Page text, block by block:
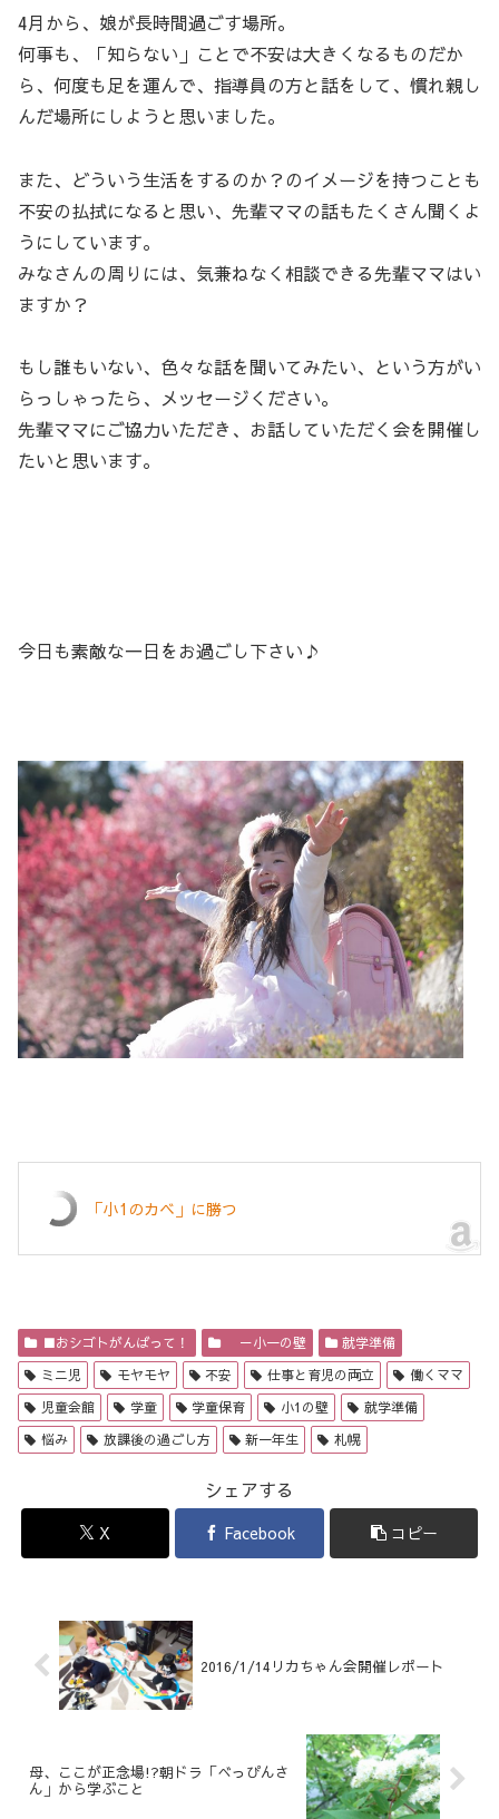
4月から、娘が長時間過ごす場所。
何事も、「知らない」ことで不安は大きくなるものだか
ら、何度も足を運んで、指導員の方と話をして、慣れ親し
んだ場所にしようと思いました。
また、どういう生活をするのか？のイメージを持つことも
不安の払拭になると思い、先輩ママの話もたくさん聞くよ
うにしています。
みなさんの周りには、気兼ねなく相談できる先輩ママはい
ますか？
もし誰もいない、色々な話を聞いてみたい、という方がい
らっしゃったら、メッセージください。
先輩ママにご協力いただき、お話していただく会を開催し
たいと思います。
今日も素敵な一日をお過ごし下さい♪
「小1のカベ」に勝つ
■おシゴトがんばって！ －小一の壁
就学準備
ミニ児
モヤモヤ 不安 仕事と育児の両立
働くママ
児童会館
学童 学童保育 小1の壁
就学準備
悩み
放課後の過ごし方 新一年生 札幌
シェアする
X Facebook コピー
2016/1/14リカちゃん会開催レポート
母、ここが正念場!?朝ドラ「べっぴんさ
ん」から学ぶこと